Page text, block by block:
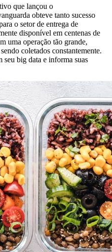
que lançou o
obteve tanto sucesso
o setor de entrega de
disponível em centenas de
uma operação tão grande,
coletados constantemente.
big data e informa suas